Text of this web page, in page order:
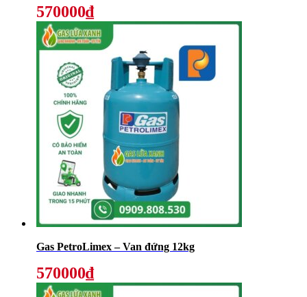
570000₫
Gas PetroLimex – Van đứng 12kg
570000₫